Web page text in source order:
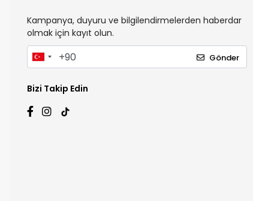
Kampanya, duyuru ve bilgilendirmelerden haberdar
olmak için kayıt olun.
Gönder
Bizi Takip Edin